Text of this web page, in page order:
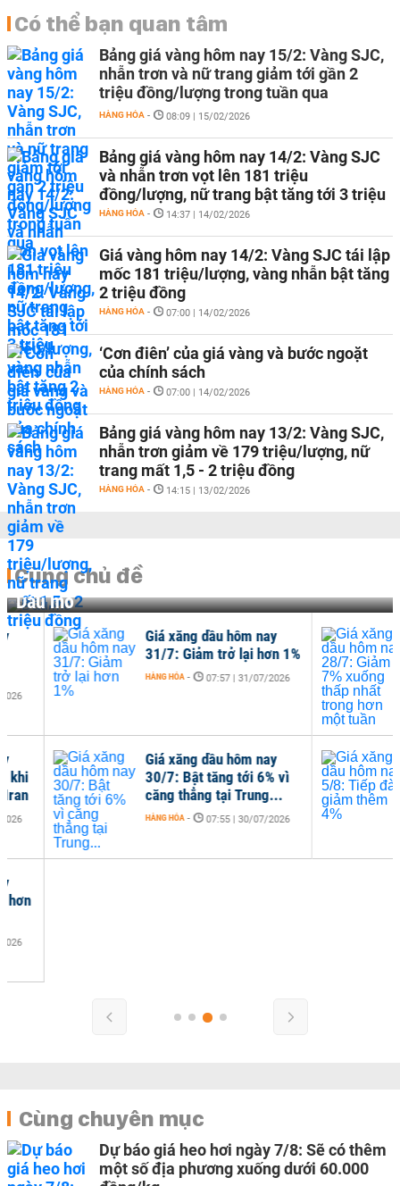
Có thể bạn quan tâm
Bảng giá vàng hôm nay 15/2: Vàng SJC,
nhẫn trơn và nữ trang giảm tới gần 2
triệu đồng/lượng trong tuần qua
HÀNG HÓA - 08:09 | 15/02/2026
Bảng giá vàng hôm nay 14/2: Vàng SJC
và nhẫn trơn vọt lên 181 triệu
đồng/lượng, nữ trang bật tăng tới 3 triệu
HÀNG HÓA - 14:37 | 14/02/2026
Giá vàng hôm nay 14/2: Vàng SJC tái lập
mốc 181 triệu/lượng, vàng nhẫn bật tăng
2 triệu đồng
HÀNG HÓA - 07:00 | 14/02/2026
‘Cơn điên’ của giá vàng và bước ngoặt
của chính sách
HÀNG HÓA - 07:00 | 14/02/2026
Bảng giá vàng hôm nay 13/2: Vàng SJC,
nhẫn trơn giảm về 179 triệu/lượng, nữ
trang mất 1,5 - 2 triệu đồng
HÀNG HÓA - 14:15 | 13/02/2026
Cùng chủ đề
Dầu mỏ
Giá
5/
4%
Giá xăng dầu hôm nay
31/7: Giảm trở lại hơn 1%
HÀNG HÓA - 07:57 | 31/07/2026
Giá xăng dầu hôm nay
30/7: Bật tăng tới 6% vì
căng thẳng tại Trung...
HÀNG HÓA - 07:55 | 30/07/2026
Giá
28/
HÀNG
Cùng chuyên mục
Dự báo giá heo hơi ngày 7/8: Sẽ có thêm
một số địa phương xuống dưới 60.000